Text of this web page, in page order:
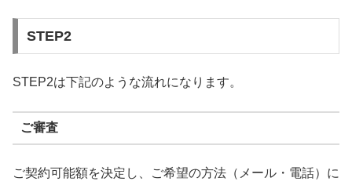
STEP2
STEP2は下記のような流れになります。
ご審査
ご契約可能額を決定し、ご希望の方法（メール・電話）に